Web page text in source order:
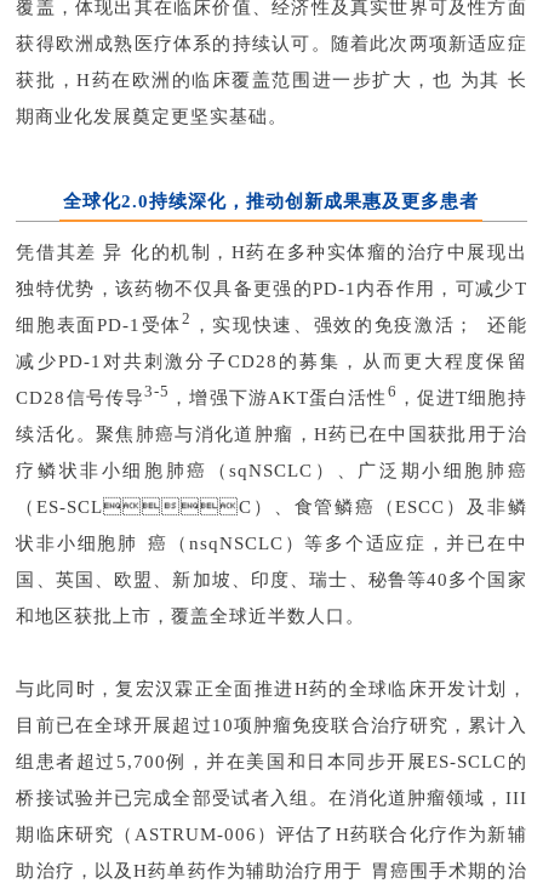
覆盖，体现出其在临床价值、经济性及真实世界可及性方面
获得欧洲成熟医疗体系的持续认可。随着此次两项新适应症
获批，H药在欧洲的临床覆盖范围进一步扩大，也为其长
期商业化发展奠定更坚实基础。
全球化2.0持续深化，推动创新成果惠及更多患者
凭借其差异化的机制，H药在多种实体瘤的治疗中展现出
独特优势，该药物不仅具备更强的PD-1内吞作用，可减少T
细胞表面PD-1受体2
，实现快速、强效的免疫激活；还能
减少PD-1对共刺激分子CD28的募集，从而更大程度保留
CD28信号传导3-5 ，增强下游AKT蛋白活性 6 ，促进T细胞持
续活化。聚焦肺癌与消化道肿瘤，H药已在中国获批用于治
疗鳞状非小细胞肺癌（sqNSCLC）、广泛期小细胞肺癌
（ES-SCLC）、食管鳞癌（ESCC）及非鳞
状非小细胞肺癌（nsqNSCLC）等多个适应症，并已在中
国、英国、欧盟、新加坡、印度、瑞士、秘鲁等40多个国家
和地区获批上市，覆盖全球近半数人口。
与此同时，复宏汉霖正全面推进H药的全球临床开发计划，
目前已在全球开展超过10项肿瘤免疫联合治疗研究，累计入
组患者超过5,700例，并在美国和日本同步开展ES-SCLC的
桥接试验并已完成全部受试者入组。在消化道肿瘤领域，III
期临床研究（ASTRUM-006）评估了H药联合化疗作为新辅
助治疗，以及H药单药作为辅助治疗用于胃癌围手术期的治